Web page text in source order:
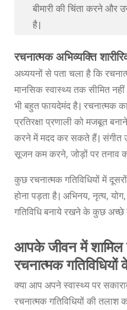
बीमारी की चिंता करने और
है।
रचनात्मक अभिव्यक्ति
अध्ययनों से पता चला है कि
मानसिक स्वास्थ्य तक सीमित
भी बहुत फायदेमंद है। रचनात्मक
प्रतिरक्षा प्रणाली को मजबूत
करने में मदद कर सकते हैं। संगीत
सूजन कम करने, जोड़ों पर तनाव
कुछ रचनात्मक गतिविधियों में
होना पड़ता है। अभिनय, नृत्य,
गतिविधि बनाये रखने के कुछ अच्छे
आपके जीवन में
रचनात्मक
क्या आप अपने स्वास्थ्य पर
रचनात्मक गतिविधियों की